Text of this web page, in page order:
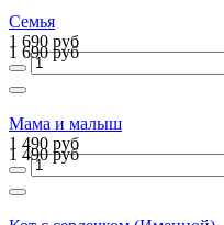
Семья
1 690 руб
1 690 руб
Мама и малыш
1 490 руб
1 490 руб